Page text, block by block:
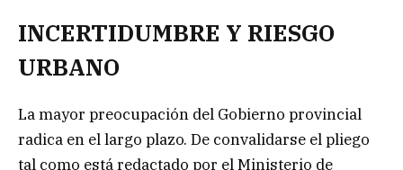
INCERTIDUMBRE Y RIESGO
URBANO
La mayor preocupación del Gobierno provincial
radica en el largo plazo. De convalidarse el pliego
tal como está redactado por el Ministerio de